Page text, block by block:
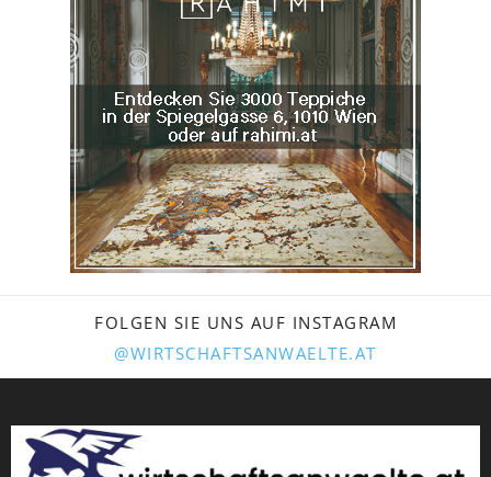
FOLGEN SIE UNS AUF INSTAGRAM
@WIRTSCHAFTSANWAELTE.AT